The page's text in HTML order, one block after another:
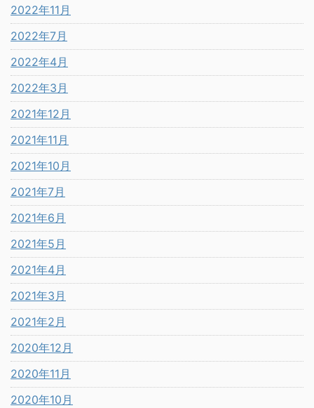
2022年11月
2022年7月
2022年4月
2022年3月
2021年12月
2021年11月
2021年10月
2021年7月
2021年6月
2021年5月
2021年4月
2021年3月
2021年2月
2020年12月
2020年11月
2020年10月